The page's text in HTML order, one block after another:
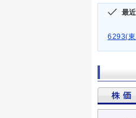
最
6293(